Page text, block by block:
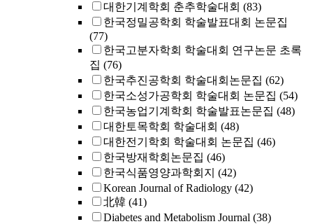
대한기계학회 춘추학술대회 (83)
한국정밀공학회 학술발표대회 논문집
(77)
한국고분자학회 학술대회 연구논문 초록
집 (76)
한국추진공학회 학술대회논문집 (62)
한국소성가공학회 학술대회 논문집 (54)
한국농업기계학회 학술발표논문집 (48)
대한토목학회 학술대회 (48)
대한전기학회 학술대회 논문집 (46)
한국방재학회논문집 (46)
한국식품영양과학회지 (42)
Korean Journal of Radiology (42)
北韓 (41)
Diabetes and Metabolism Journal (38)